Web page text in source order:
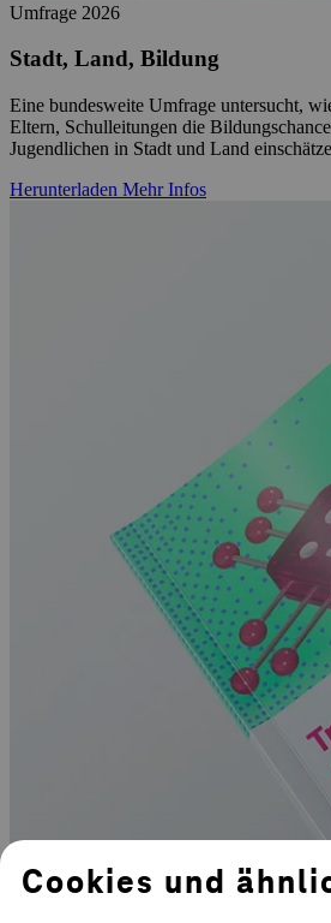
Cookies und
Umfrage 2026
Stadt, Land, Bildung
Eine bundesweite Umfrage untersucht,
Eltern, Schulleitungen die
Jugendlichen in Stadt und Land
Herunterladen Mehr Infos